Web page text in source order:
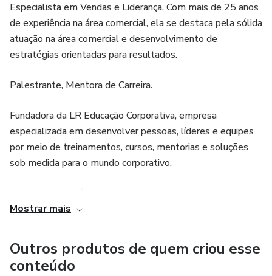
Especialista em Vendas e Liderança. Com mais de 25 anos
de experiência na área comercial, ela se destaca pela sólida
atuação na área comercial e desenvolvimento de
estratégias orientadas para resultados.
Palestrante, Mentora de Carreira.
Fundadora da LR Educação Corporativa, empresa
especializada em desenvolver pessoas, líderes e equipes
por meio de treinamentos, cursos, mentorias e soluções
sob medida para o mundo corporativo.
Fortaleza e Faculdade CDL em temas como: Estratégias
Corporativa, Neuromarketing aplicado a vendas.
Mostrar mais
Outros produtos de quem criou esse
conteúdo